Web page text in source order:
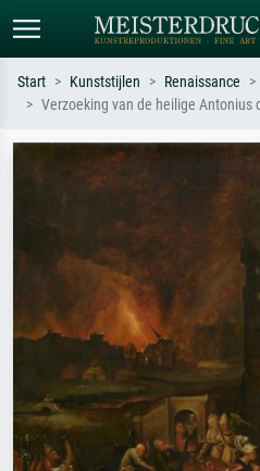
Zoek op kunstenaar, titel of stijl – bijv.
Start Kunststijlen Renaissance
Verzoeking van de heilige Antonius